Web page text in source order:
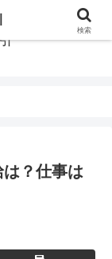
は？仕事は
検索